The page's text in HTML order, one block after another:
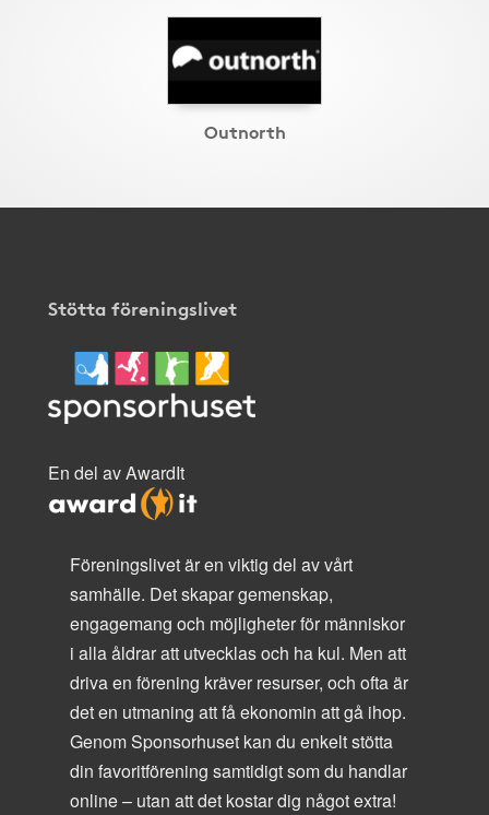
Outnorth
Stötta föreningslivet
En del av AwardIt
Föreningslivet är en viktig del av vårt
samhälle. Det skapar gemenskap,
engagemang och möjligheter för människor
i alla åldrar att utvecklas och ha kul. Men att
driva en förening kräver resurser, och ofta är
det en utmaning att få ekonomin att gå ihop.
Genom Sponsorhuset kan du enkelt stötta
din favoritförening samtidigt som du handlar
online – utan att det kostar dig något extra!